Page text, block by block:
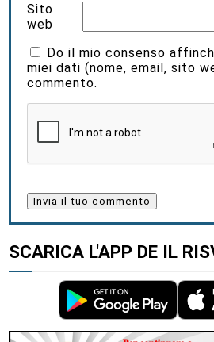
Sito
web
Do il mio consenso
miei dati (nome, email, sito
commento.
SCARICA L'APP DE IL